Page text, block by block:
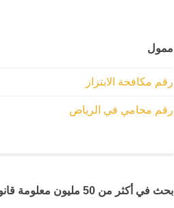
ممول
رقم مكافحة الابتزاز
رقم محامي في الرياض
بحث في أكثر من 50 مليون معلومة قانونية